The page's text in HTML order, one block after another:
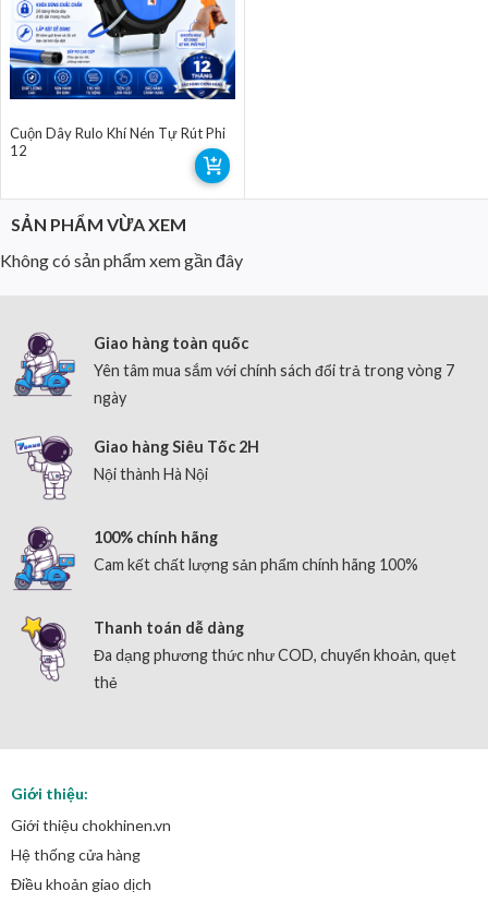
Cuộn Dây Rulo Khí Nén Tự Rút Phi
12
SẢN PHẨM VỪA XEM
Không có sản phẩm xem gần đây
Giao hàng toàn quốc
Yên tâm mua sắm với chính sách đổi trả trong vòng 7
ngày
Giao hàng Siêu Tốc 2H
Nội thành Hà Nội
100% chính hãng
Cam kết chất lượng sản phẩm chính hãng 100%
Thanh toán dễ dàng
Đa dạng phương thức như COD, chuyển khoản, quẹt
thẻ
Giới thiệu:
Giới thiệu chokhinen.vn
Hệ thống cửa hàng
Điều khoản giao dịch